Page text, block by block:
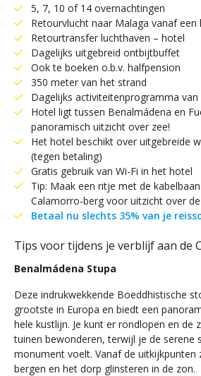
5, 7, 10 of 14 overnachtingen
Retourvlucht naar Malaga vanaf een
Retourtransfer luchthaven – hotel
Dagelijks uitgebreid ontbijtbuffet
Ook te boeken o.b.v. halfpension
350 meter van het strand
Dagelijks activiteitenprogramma
Hotel ligt tussen Benalmádena en
panoramisch uitzicht over zee!
Het hotel beschikt over uitgebreide
(tegen betaling)
Gratis gebruik van Wi-Fi in het hotel
Tip: Maak een ritje met de
Calamorro‑berg voor uitzicht over
Betaal nu slechts 35% van je
Tips voor tijdens je verblijf aan de
Benalmádena Stupa
Deze indrukwekkende Boeddhistische
grootste in Europa en biedt een
hele kustlijn. Je kunt er rondlopen en de
tuinen bewonderen, terwijl je de serene
monument voelt. Vanaf de uitkijkpunten
bergen en het dorp glinsteren in de zon.